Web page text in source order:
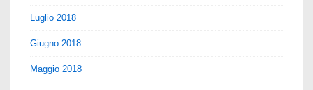
Luglio 2018
Giugno 2018
Maggio 2018